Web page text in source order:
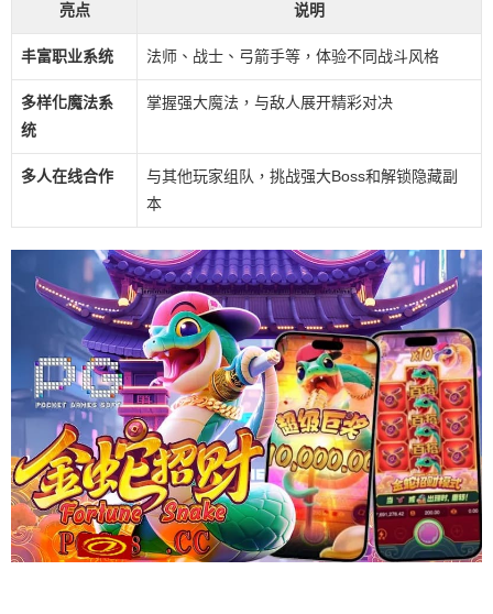
亮点 说明
丰富职业系统 法师、战士、弓箭手等，体验不同战斗风格
多样化魔法系
统
掌握强大魔法，与敌人展开精彩对决
多人在线合作
与其他玩家组队，挑战强大Boss和解锁隐藏副
本